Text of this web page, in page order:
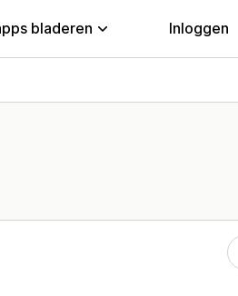
bladeren Inloggen